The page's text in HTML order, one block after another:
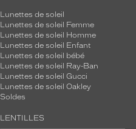
Lunettes de soleil
Lunettes de soleil Femme
Lunettes de soleil Homme
Lunettes de soleil Enfant
Lunettes de soleil bébé
Lunettes de soleil Ray-Ban
Lunettes de soleil Gucci
Lunettes de soleil Oakley
Soldes
LENTILLES